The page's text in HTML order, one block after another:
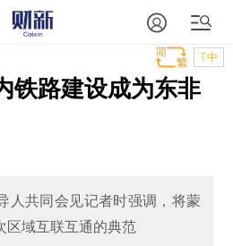
T中
铁路建设成为东非
人共同会见记者时强调，将蒙
区域互联互通的典范